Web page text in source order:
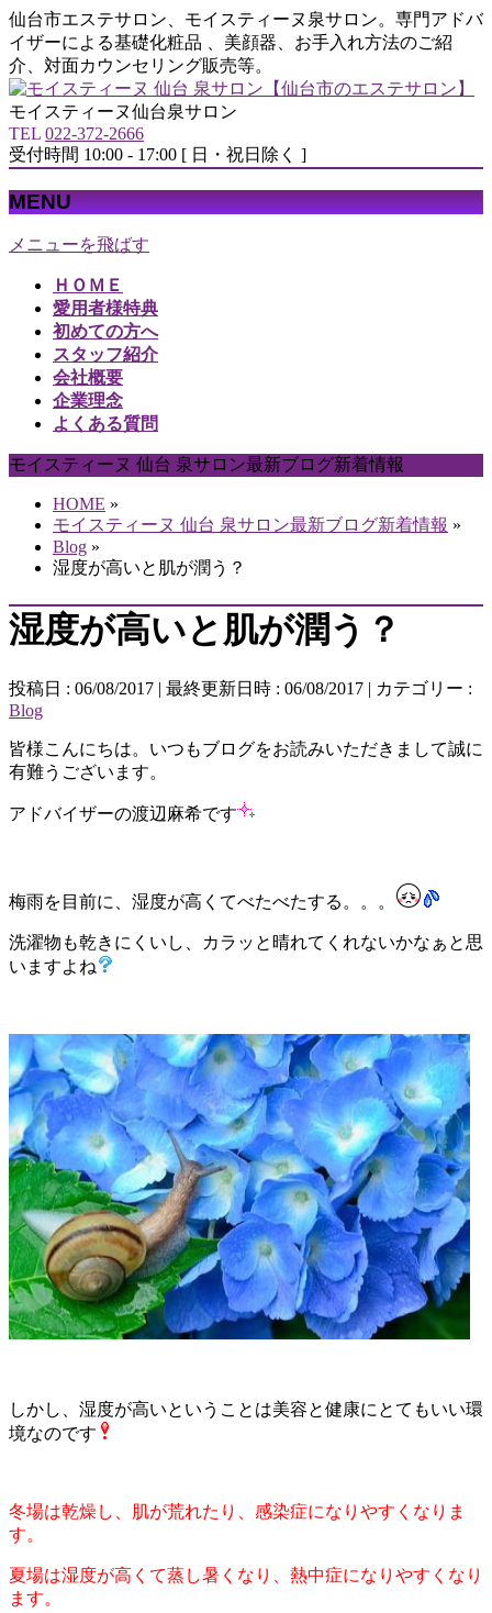
仙台市エステサロン、モイスティーヌ泉サロン。専門アドバ
イザーによる基礎化粧品 、美顔器、お手入れ方法のご紹
介、対面カウンセリング販売等。
モイスティーヌ仙台泉サロン
TEL 022-372-2666
受付時間 10:00 - 17:00 [ 日・祝日除く ]
MENU
メニューを飛ばす
ＨＯＭＥ
愛用者様特典
初めての方へ
スタッフ紹介
会社概要
企業理念
よくある質問
モイスティーヌ 仙台 泉サロン最新ブログ新着情報
HOME »
モイスティーヌ 仙台 泉サロン最新ブログ新着情報 »
Blog »
湿度が高いと肌が潤う？
湿度が高いと肌が潤う？
投稿日 : 06/08/2017 最終更新日時 : 06/08/2017
カテゴリー :
Blog
皆様こんにちは。いつもブログをお読みいただきまして誠に
有難うございます。
アドバイザーの渡辺麻希です
梅雨を目前に、湿度が高くてべたべたする。。。
洗濯物も乾きにくいし、カラッと晴れてくれないかなぁと思
いますよね
しかし、湿度が高いということは美容と健康にとてもいい環
境なのです
冬場は乾燥し、肌が荒れたり、感染症になりやすくなりま
す。
夏場は湿度が高くて蒸し暑くなり、熱中症になりやすくなり
ます。